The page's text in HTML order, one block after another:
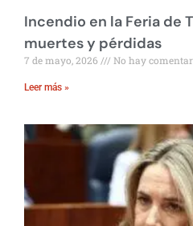
Incendio en la Feria de
muertes y pérdidas
7 de mayo, 2026 No hay
Leer más »